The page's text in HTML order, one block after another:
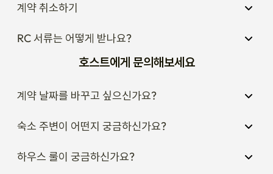
계약 취소하기
RC 서류는 어떻게 받나요?
호스트에게 문의해보세요
계약 날짜를 바꾸고 싶으신가요?
숙소 주변이 어떤지 궁금하신가요?
하우스 룰이 궁금하신가요?